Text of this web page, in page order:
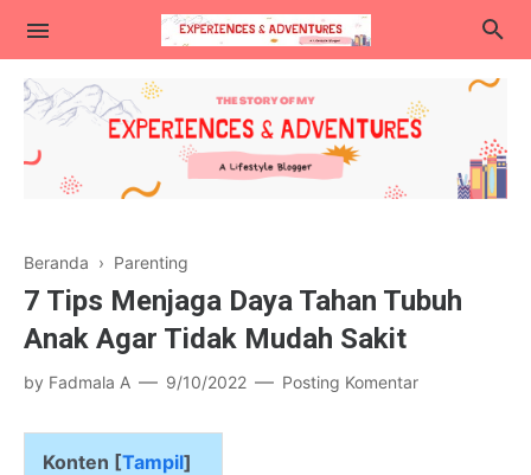
Kuliner
Traveling
Blogging & Teknologi
Parenting
Beranda › Parenting
7 Tips Menjaga Daya Tahan Tubuh
Anak Agar Tidak Mudah Sakit
by Fadmala A 9/10/2022 Posting Komentar
Konten [Tampil]